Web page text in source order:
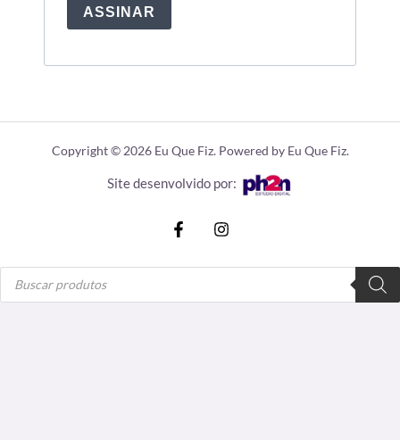
ASSINAR
Copyright © 2026 Eu Que Fiz. Powered by Eu Que Fiz.
Site desenvolvido por:
Pesquisar
produtos